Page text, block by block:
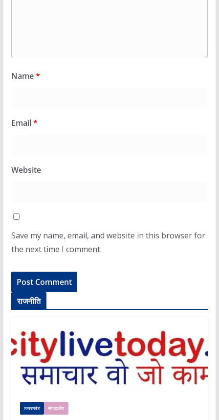
Name*
Email*
Website
Save my name, email, and website in this browser for
the next time I comment.
राजनीति
उत्तराखंड संपादकीय